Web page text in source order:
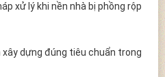
xử lý khi nền nhà bị phồng rộp
xây dựng đúng tiêu chuẩn trong